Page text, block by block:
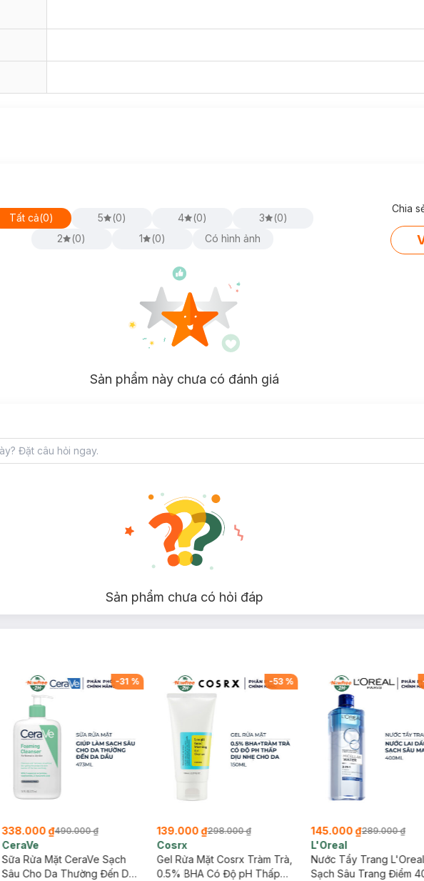
Tất cả(0) 5 (0) 4 (0) 3 (0)
2
(0) 1 (0) Có hình ảnh
Chia
Sản phẩm này chưa có đánh giá
Sản phẩm chưa có hỏi đáp
-31 %
338.000 ₫490.000 ₫
CeraVe
Sữa Rửa Mặt CeraVe Sạch
Sâu Cho Da Thường Đến Da
-53%
139.000 ₫298.000 ₫
Cosrx
Gel Rửa Mặt Cosrx Tràm Trà,
0.5% BHA Có Độ pH Thấp
145.000 ₫289.000 ₫
L'Oreal
Nước Tẩy Trang
Sạch Sâu Trang Điểm